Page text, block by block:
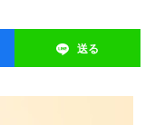
送る